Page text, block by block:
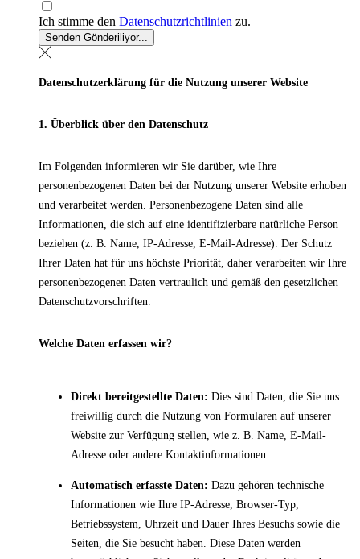
selected
Ich stimme den Datenschutzrichtlinien zu.
Senden Gönderiliyor...
Datenschutzerklärung für die Nutzung unserer Website
1. Überblick über den Datenschutz
Im Folgenden informieren wir Sie darüber, wie Ihre
personenbezogenen Daten bei der Nutzung unserer Website erhoben
und verarbeitet werden. Personenbezogene Daten sind alle
Informationen, die sich auf eine identifizierbare natürliche Person
beziehen (z. B. Name, IP-Adresse, E-Mail-Adresse). Der Schutz
Ihrer Daten hat für uns höchste Priorität, daher verarbeiten wir Ihre
personenbezogenen Daten vertraulich und gemäß den gesetzlichen
Datenschutzvorschriften.
Welche Daten erfassen wir?
Direkt bereitgestellte Daten: Dies sind Daten, die Sie uns
freiwillig durch die Nutzung von Formularen auf unserer
Website zur Verfügung stellen, wie z. B. Name, E-Mail-
Adresse oder andere Kontaktinformationen.
Automatisch erfasste Daten: Dazu gehören technische
Informationen wie Ihre IP-Adresse, Browser-Typ,
Betriebssystem, Uhrzeit und Dauer Ihres Besuchs sowie die
Seiten, die Sie besucht haben. Diese Daten werden